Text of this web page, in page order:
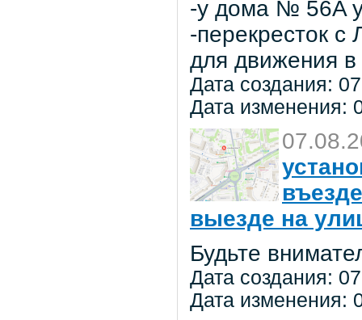
-у дома № 56A
-перекресток с
для движения
Дата создания:
Дата изменения:
выезде на
Будьте
Дата создания:
Дата изменения: